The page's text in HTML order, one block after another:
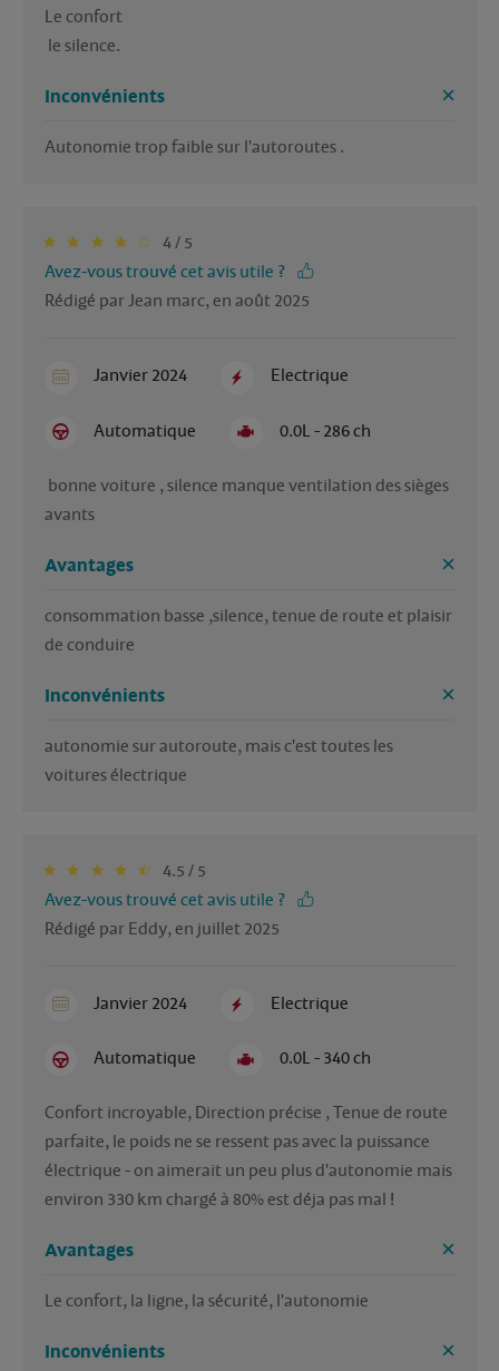
Le confort
le silence.
Inconvénients
Autonomie trop faible sur l'autoroutes .
4 / 5
Avez-vous trouvé cet avis utile ?
Rédigé par Jean marc, en août 2025
Janvier 2024 Electrique
Automatique 0.0L - 286 ch
avants
Avantages
consommation basse ,silence, tenue de route et plaisir
de conduire
Inconvénients
autonomie sur autoroute, mais c'est toutes les
voitures électrique
4.5 / 5
Avez-vous trouvé cet avis utile ?
Rédigé par Eddy, en juillet 2025
Janvier 2024 Electrique
Automatique 0.0L - 340 ch
Confort incroyable, Direction précise , Tenue de route
parfaite, le poids ne se ressent pas avec la puissance
électrique - on aimerait un peu plus d'autonomie mais
environ 330 km chargé à 80% est déja pas mal !
Avantages
Le confort, la ligne, la sécurité, l'autonomie
Inconvénients